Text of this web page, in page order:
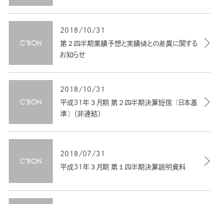
2018/10/31
第２四半期業績予想と実績値との差異に関する
お知らせ
2018/10/31
平成31年３月期 第２四半期決算短信〔日本基
準〕（非連結）
2018/07/31
平成31年３月期 第１四半期決算説明資料